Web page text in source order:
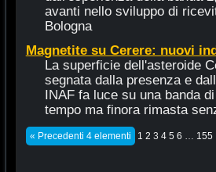
avanti nello sviluppo di
Bologna
Magnetite su Cerere: nuovi
La superficie dell'asteroide
segnata dalla presenza e
INAF fa luce su una banda
tempo ma finora rimasta
« Precedenti 4 elementi 1 2 3 4 5 6 155